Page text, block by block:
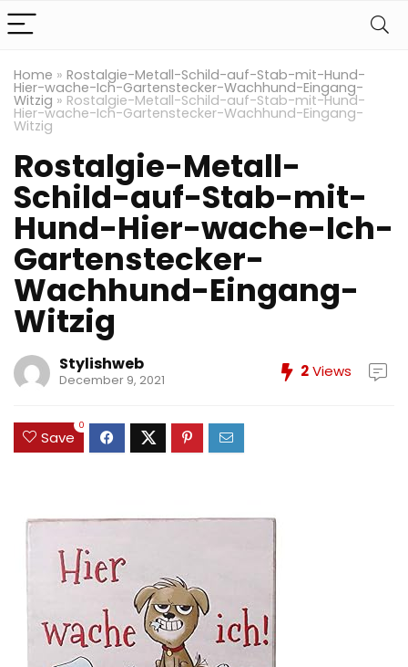
Home » Rostalgie-Metall-Schild-auf-Stab-mit-Hund-
Hier-wache-Ich-Gartenstecker-Wachhund-Eingang-
Witzig » Rostalgie-Metall-Schild-auf-Stab-mit-Hund-
Hier-wache-Ich-Gartenstecker-Wachhund-Eingang-
Witzig
Rostalgie-Metall-
Schild-auf-Stab-mit-
Hund-Hier-wache-Ich-
Gartenstecker-
Wachhund-Eingang-
Witzig
Stylishweb
December 9, 2021 2Views
Save
0